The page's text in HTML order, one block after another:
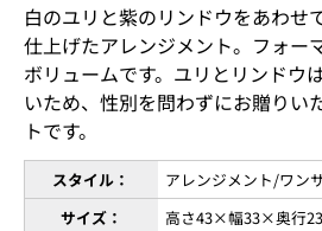
白のユリと紫のリンドウをあわせ
仕上げたアレンジメント。フォー
ボリュームです。ユリとリンドウ
いため、性別を問わずにお贈りい
トです。
スタイル：
アレンジメント/ワン
サイズ：
高さ43×幅33×奥行